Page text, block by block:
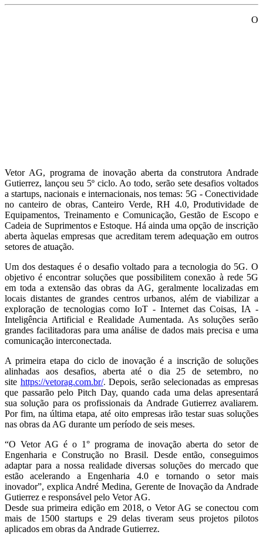
O
Vetor AG, programa de inovação aberta da construtora Andrade
Gutierrez, lançou seu 5º ciclo. Ao todo, serão sete desafios voltados
a startups, nacionais e internacionais, nos temas: 5G - Conectividade
no canteiro de obras, Canteiro Verde, RH 4.0, Produtividade de
Equipamentos, Treinamento e Comunicação, Gestão de Escopo e
Cadeia de Suprimentos e Estoque. Há ainda uma opção de inscrição
aberta àquelas empresas que acreditam terem adequação em outros
setores de atuação.
Um dos destaques é o desafio voltado para a tecnologia do 5G. O
objetivo é encontrar soluções que possibilitem conexão à rede 5G
em toda a extensão das obras da AG, geralmente localizadas em
locais distantes de grandes centros urbanos, além de viabilizar a
exploração de tecnologias como IoT - Internet das Coisas, IA -
Inteligência Artificial e Realidade Aumentada. As soluções serão
grandes facilitadoras para uma análise de dados mais precisa e uma
comunicação interconectada.
A primeiraetapa do ciclo de inovação é a inscrição de soluções
alinhadas aos desafios, aberta até o dia 25 de setembro, no
site https://vetorag.com.br/. Depois, serão selecionadas as empresas
que passarão pelo Pitch Day, quando cada uma delas apresentará
sua solução para os profissionais da Andrade Gutierrez avaliarem.
Por fim, na última etapa, até oito empresas irão testar suas soluções
nas obras da AG durante um período de seis meses.
“O Vetor AG é o 1° programa de inovação aberta do setor de
Engenharia e Construção no Brasil. Desde então, conseguimos
adaptar para a nossa realidade diversas soluções do mercado que
estão acelerando a Engenharia 4.0 e tornando o setor mais
inovador”, explica André Medina, Gerente de Inovação da Andrade
Gutierrez e responsável pelo Vetor AG.
Desde sua primeira edição em 2018, o Vetor AG se conectou com
mais de 1500 startups e 29 delas tiveram seus projetos pilotos
aplicados em obras da Andrade Gutierrez.